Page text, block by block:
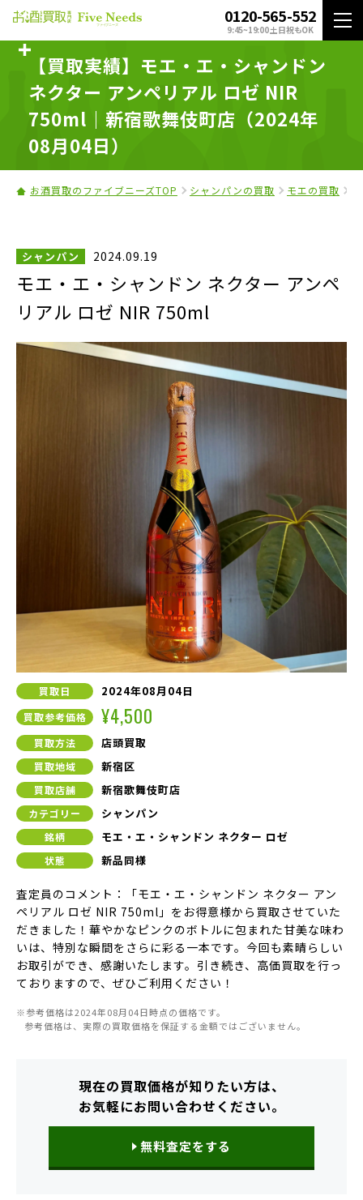
0120-565-552
9:45~19:00 土日祝もOK
【買取実績】モエ・エ・シャンドン
ネクター アンペリアル ロゼ NIR
750ml｜新宿歌舞伎町店（2024年
08月04日）
お酒買取のファイブニーズTOP シャンパンの買取 モエの買取
シャンパン 2024.09.19
モエ・エ・シャンドン ネクター アンペ
リアル ロゼ NIR 750ml
買取日 2024年08月04日
買取参考価格 ¥4,500
買取方法 店頭買取
買取地域 新宿区
買取店舗 新宿歌舞伎町店
カテゴリー シャンパン
銘柄 モエ・エ・シャンドン ネクター ロゼ
状態 新品同様
査定員のコメント：「モエ・エ・シャンドン ネクター アン
ペリアル ロゼ NIR 750ml」をお得意様から買取させていた
だきました！華やかなピンクのボトルに包まれた甘美な味わ
いは、特別な瞬間をさらに彩る一本です。今回も素晴らしい
お取引ができ、感謝いたします。引き続き、高価買取を行っ
ておりますので、ぜひご利用ください！
※参考価格は2024年08月04日時点の価格です。
参考価格は、実際の買取価格を保証する金額ではございません。
現在の買取価格が知りたい方は、
お気軽にお問い合わせください。
無料査定をする